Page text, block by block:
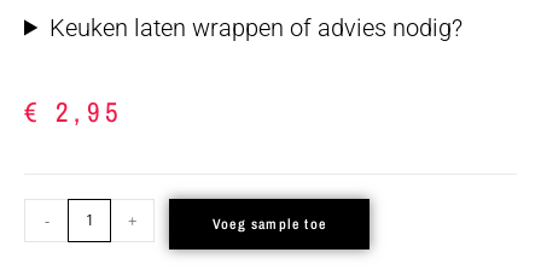
Keuken laten wrappen of advies nodig?
€ 2,95
- + Voeg sample toe